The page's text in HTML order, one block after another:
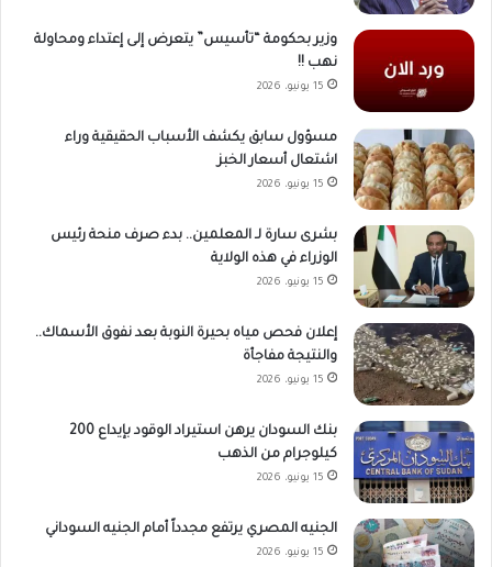
وزير بحكومة “تأسيس” يتعرض إلى إعتداء ومحاولة
نهب !!
15 يونيو، 2026
مسؤول سابق يكشف الأسباب الحقيقية وراء
اشتعال أسعار الخبز
15 يونيو، 2026
بشرى سارة لـ المعلمين.. بدء صرف منحة رئيس
الوزراء في هذه الولاية
15 يونيو، 2026
إعلان فحص مياه بحيرة النوبة بعد نفوق الأسماك..
والنتيجة مفاجأة
15 يونيو، 2026
بنك السودان يرهن استيراد الوقود بإيداع 200
كيلوجرام من الذهب
15 يونيو، 2026
الجنيه المصري يرتفع مجدداً أمام الجنيه السوداني
15 يونيو، 2026